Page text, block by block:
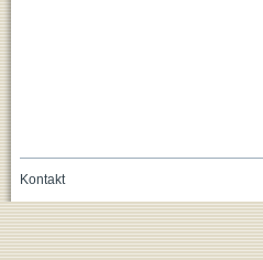
Kontakt